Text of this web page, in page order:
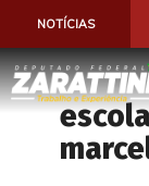
NOTÍCIAS